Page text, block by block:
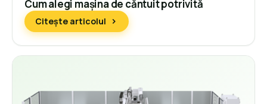
Cum alegi mașina de căntuit potrivită
Citește articolul